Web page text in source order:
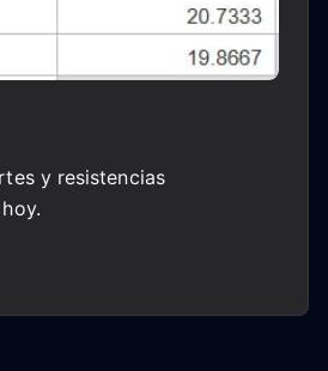
y resistencias